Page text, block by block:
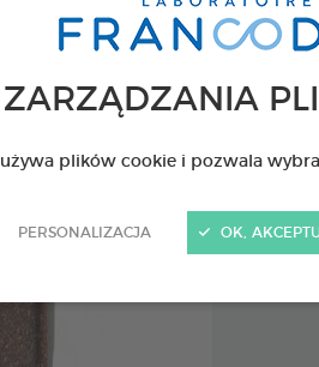
ZARZĄDZANIA
plików cookie i pozwala
PERSONALIZACJA OK,